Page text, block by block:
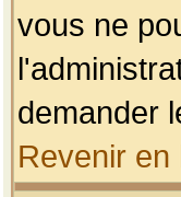
vous ne
demander
Revenir en